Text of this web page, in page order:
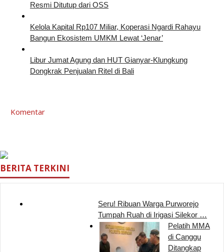
Resmi Ditutup dari OSS
Kelola Kapital Rp107 Miliar, Koperasi Ngardi Rahayu
Bangun Ekosistem UMKM Lewat ‘Jenar’
Libur Jumat Agung dan HUT Gianyar-Klungkung
Dongkrak Penjualan Ritel di Bali
Komentar
BERITA TERKINI
Seru! Ribuan Warga Purworejo
Tumpah Ruah di Irigasi Silekor …
Pelatih MMA
di Canggu
Ditangkap